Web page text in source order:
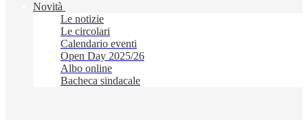
Novità
Le notizie
Le circolari
Calendario eventi
Open Day 2025/26
Albo online
Bacheca sindacale